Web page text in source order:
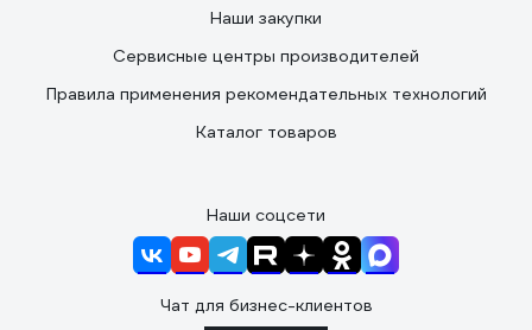
Наши закупки
Сервисные центры производителей
Правила применения рекомендательных технологий
Каталог товаров
Наши соцсети
Чат для бизнес-клиентов